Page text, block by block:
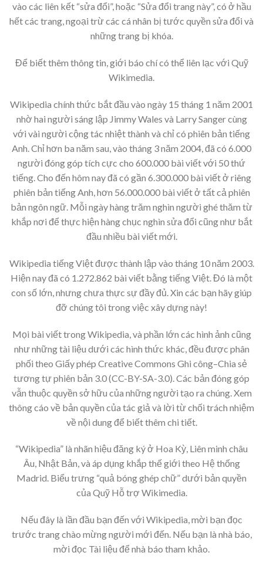
vào các liên kết “sửa đổi”, hoặc “Sửa đổi trang này”, có ở hầu
hết các trang, ngoại trừ các cá nhân bị tước quyền sửa đổi và
những trang bị khóa.
Để biết thêm thông tin, giới báo chí có thể liên lạc với Quỹ
Wikimedia.
Wikipedia chính thức bắt đầu vào ngày 15 tháng 1 năm 2001
nhờ hai người sáng lập Jimmy Wales và Larry Sanger cùng
với vài người cộng tác nhiệt thành và chỉ có phiên bản tiếng
Anh. Chỉ hơn ba năm sau, vào tháng 3 năm 2004, đã có 6.000
người đóng góp tích cực cho 600.000 bài viết với 50 thứ
tiếng. Cho đến hôm nay đã có gần 6.300.000 bài viết ở riêng
phiên bản tiếng Anh, hơn 56.000.000 bài viết ở tất cả phiên
bản ngôn ngữ. Mỗi ngày hàng trăm nghìn người ghé thăm từ
khắp nơi để thực hiện hàng chục nghìn sửa đổi cũng như bắt
đầu nhiều bài viết mới.
Wikipedia tiếng Việt được thành lập vào tháng 10 năm 2003.
Hiện nay đã có 1.272.862 bài viết bằng tiếng Việt. Đó là một
con số lớn, nhưng chưa thực sự đầy đủ. Xin các bạn hãy giúp
đỡ chúng tôi trong việc xây dựng này!
Mọi bài viết trong Wikipedia, và phần lớn các hình ảnh cũng
như những tài liệu dưới các hình thức khác, đều được phân
phối theo Giấy phép Creative Commons Ghi công–Chia sẻ
tương tự phiên bản 3.0 (CC-BY-SA-3.0). Các bản đóng góp
vẫn thuộc quyền sở hữu của những người tạo ra chúng. Xem
thông cáo về bản quyền của tác giả và lời từ chối trách nhiệm
về nội dung để biết thêm chi tiết.
“Wikipedia” là nhãn hiệu đăng ký ở Hoa Kỳ, Liên minh châu
Âu, Nhật Bản, và áp dụng khắp thế giới theo Hệ thống
Madrid. Biểu trưng “quả bóng ghép chữ” dưới bản quyền
của Quỹ Hỗ trợ Wikimedia.
Nếu đây là lần đầu bạn đến với Wikipedia, mời bạn đọc
trước trang chào mừng người mới đến. Nếu bạn là nhà báo,
mời đọc Tài liệu để nhà báo tham khảo.